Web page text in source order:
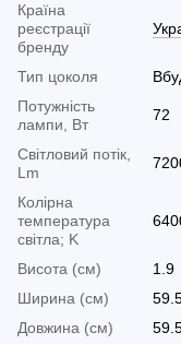
Країна
реєстрації
бренду
Тип цоколя
Потужність
лампи, Вт
72
Світловий потік,
Lm
Колірна
температура
світла; K
Висота (см)
1.9
Ширина (см)
Довжина (см)